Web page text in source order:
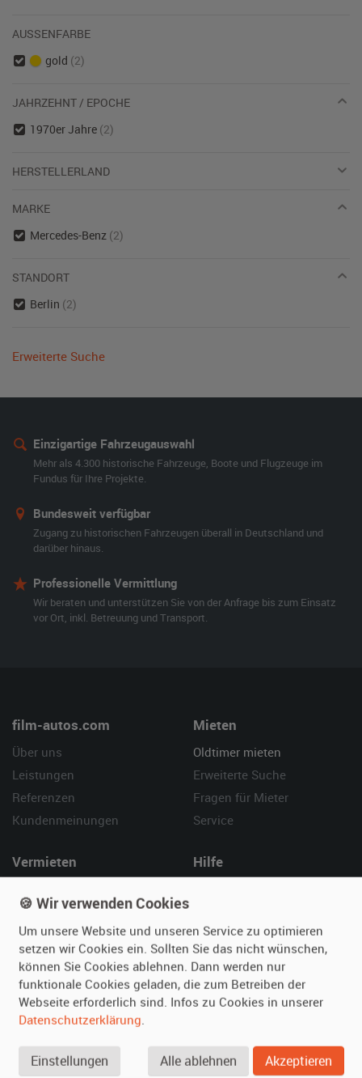
AUSSENFARBE
gold (2)
JAHRZEHNT / EPOCHE
1970er Jahre (2)
HERSTELLERLAND
MARKE
Mercedes-Benz (2)
STANDORT
Berlin (2)
Erweiterte Suche
Einzigartige Fahrzeugauswahl
Mehr als 4.300 historische Fahrzeuge, Boote und Flugzeuge im
Fundus für Ihre Projekte.
Bundesweit verfügbar
Zugang zu historischen Fahrzeugen überall in Deutschland und
darüber hinaus.
Professionelle Vermittlung
Wir beraten und unterstützen Sie von der Anfrage bis zum Einsatz
vor Ort, inkl. Betreuung und Transport.
film-autos.com
Über uns
Leistungen
Referenzen
Kundenmeinungen
Mieten
Oldtimer mieten
Erweiterte Suche
Fragen für Mieter
Service
Vermieten
Fotos senden
Fragen für Vermieter
Inserat verwalten
Hilfe
Kontakt
SPECIAL
Berühmte Filmautos –
🍪 Wir verwenden Cookies
Um unsere Website und unseren Service zu optimieren
setzen wir Cookies ein. Sollten Sie das nicht wünschen,
können Sie Cookies ablehnen. Dann werden nur
funktionale Cookies geladen, die zum Betreiben der
Webseite erforderlich sind. Infos zu Cookies in unserer
Datenschutzerklärung.
Einstellungen Alle ablehnen Akzeptieren